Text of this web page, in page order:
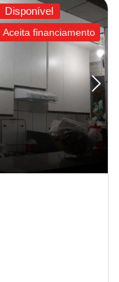
Disponível
Aceita financiamento